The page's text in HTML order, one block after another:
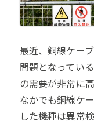
最近、銅線ケー
問題となってい
の需要が非常に
なかでも銅線ケ
した機種は異常